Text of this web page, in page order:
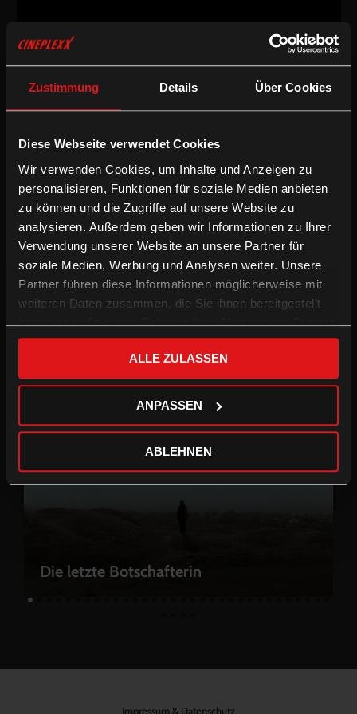
Zustimmung Details Über Cookies
Diese Webseite verwendet Cookies
Wir verwenden Cookies, um Inhalte und Anzeigen zu
personalisieren, Funktionen für soziale Medien anbieten
zu können und die Zugriffe auf unsere Website zu
analysieren. Außerdem geben wir Informationen zu Ihrer
Verwendung unserer Website an unsere Partner für
soziale Medien, Werbung und Analysen weiter. Unsere
Partner führen diese Informationen möglicherweise mit
weiteren Daten zusammen, die Sie ihnen bereitgestellt
haben oder die sie im Rahmen Ihrer Nutzung der Dienste
gesammelt haben.
ALLE ZULASSEN
ANPASSEN
ABLEHNEN
Freigegeben ab 12 Jahren
AT
Regie:
Karl Markovics
Kamera:Martin Gschlacht
Schnitt:Alarich Lenz
Besetzung:
Thomas Schubert, Karin Lischka, Gerhard Liebmann,
Georg Friedrich, Stefan Matousch, Georg Veitl, Klaus Rott, Luna
Mijović, Reinhold G. Moritz
Drama/ Preisgekrönt
Ein 19jähriger wegen Totschlags verurteilter junger Mann steht
nach vier Jahren Haft an der Kippe zwischen vorzeitiger
Bestattung bringt ihn zurück ins Leben.
Die letzte Botschafterin
Impressum & Datenschutz